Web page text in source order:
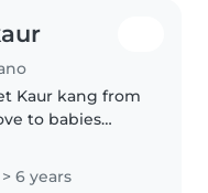
Kaur kang from
to babies
6 years